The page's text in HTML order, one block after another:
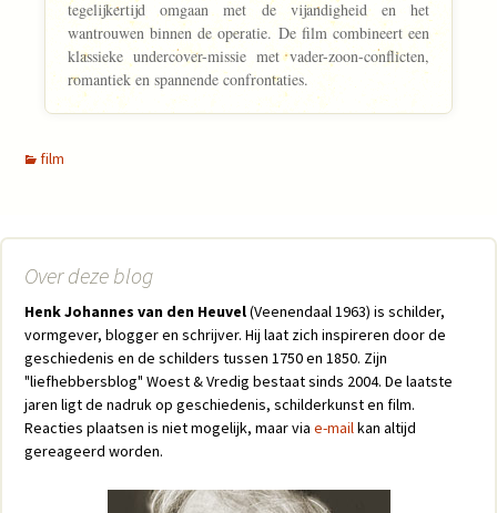
tegelijkertijd omgaan met de vijandigheid en het
wantrouwen binnen de operatie. De film combineert een
klassieke undercover-missie met vader-zoon-conflicten,
romantiek en spannende confrontaties.
film
Over deze blog
Henk Johannes van den Heuvel(Veenendaal 1963) is schilder,
vormgever, blogger en schrijver. Hij laat zich inspireren door de
geschiedenis en de schilders tussen 1750 en 1850. Zijn
"liefhebbersblog" Woest & Vredig bestaat sinds 2004. De laatste
jaren ligt de nadruk op geschiedenis, schilderkunst en film.
Reacties plaatsen is niet mogelijk, maar via e-mailkan altijd
gereageerd worden.